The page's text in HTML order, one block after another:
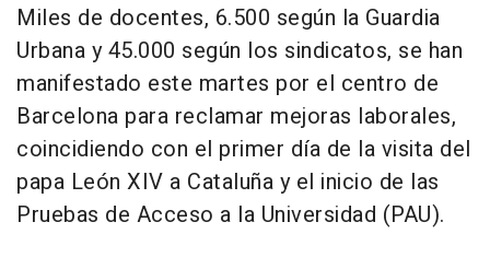
Miles de docentes, 6.500 según la Guardia
Urbana y 45.000 según los sindicatos, se han
manifestado este martes por el centro de
Barcelona para reclamar mejoras laborales,
coincidiendo con el primer día de la visita del
papa León XIV a Cataluña y el inicio de las
Pruebas de Acceso a la Universidad (PAU).